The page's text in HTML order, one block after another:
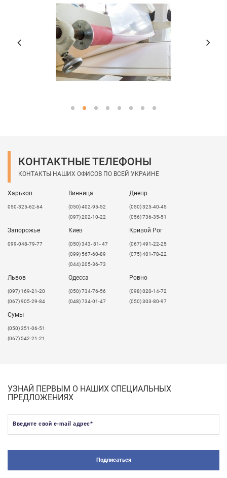
КОНТАКТНЫЕ ТЕЛЕФОНЫ
КОНТАКТЫ НАШИХ ОФИСОВ ПО ВСЕЙ УКРАИНЕ
Харьков
050-325-62-64
Винница
(050) 402-95-52
(097) 202-10-22
Днепр
(050) 325-40-45
(056) 736-35-51
Запорожье
099-048-79-77
Киев
(050) 343- 81- 47
(099) 567-60-89
(044) 205-36-73
Кривой Рог
(067) 491-22-25
(075) 401-78-22
Львов
​(097) 169-21-20
(067) 905-29-84
Одесса
(050) 734-76-56
(048) 734-01-47
Ровно
(098) 020-14-72
(050) 303-80-97
Сумы
(050) 351-06-51
(067) 542-21-21
УЗНАЙ ПЕРВЫМ О НАШИХ СПЕЦИАЛЬНЫХ
ПРЕДЛОЖЕНИЯХ
Введите свой e-mail адрес*
Подписаться